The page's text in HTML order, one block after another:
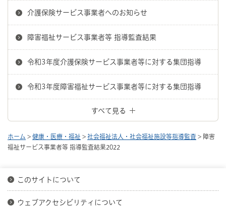
介護保険サービス事業者へのお知らせ
障害福祉サービス事業者等 指導監査結果
令和3年度介護保険サービス事業者等に対する集団指導
令和3年度障害福祉サービス事業者等に対する集団指導
すべて見る
ホーム > 健康・医療・福祉 > 社会福祉法人・社会福祉施設等指導監査 > 障害
福祉サービス事業者等 指導監査結果2022
このサイトについて
ウェブアクセシビリティについて